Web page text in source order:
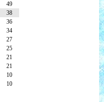
49
38
36
34
27
25
21
21
10
10